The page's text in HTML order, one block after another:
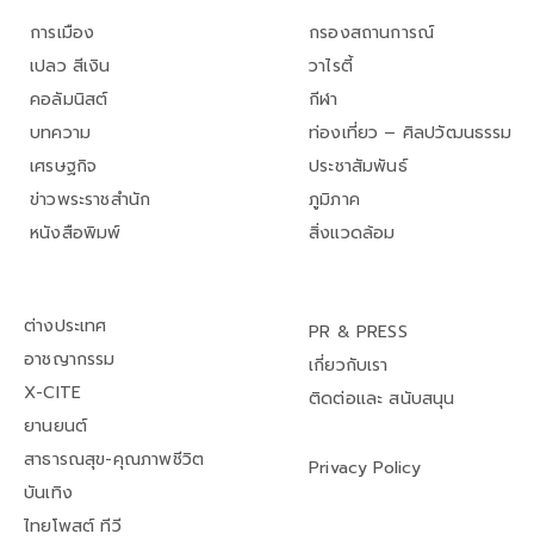
การเมือง
เปลว สีเงิน
คอลัมนิสต์
บทความ
เศรษฐกิจ
ข่าวพระราชสำนัก
หนังสือพิมพ์
กรองสถานการณ์
วาไรตี้
กีฬา
ท่องเที่ยว – ศิลปวัฒนธรรม
ประชาสัมพันธ์
ภูมิภาค
สิ่งแวดล้อม
ต่างประเทศ
อาชญากรรม
X-CITE
ยานยนต์
สาธารณสุข-คุณภาพชีวิต
บันเทิง
ไทยโพสต์ ทีวี
PR & PRESS
เกี่ยวกับเรา
ติดต่อและ สนับสนุน
Privacy Policy